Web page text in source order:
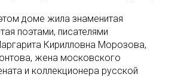
доме жила знаменитая
поэтами, писателями
Кирилловна Морозова,
жена московского
и коллекционера русской